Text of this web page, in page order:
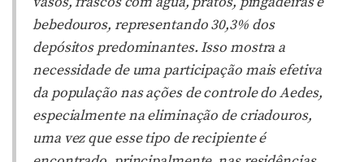
bebedouros, representando 30,3% dos
depósitos predominantes. Isso mostra a
necessidade de uma participação mais efetiva
da população nas ações de controle doAedes,
especialmente na eliminação de criadouros,
uma vez que esse tipo de recipiente é